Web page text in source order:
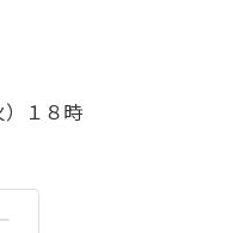
）１８時